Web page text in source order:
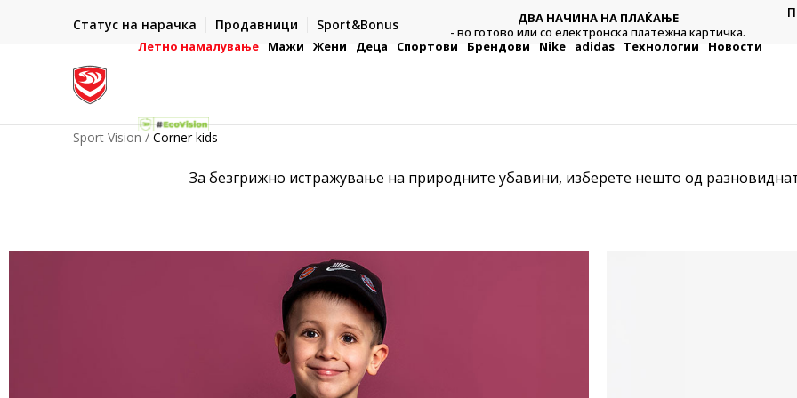
Статус на нарачка Продавници Sport&Bonus
- на сите нарачки во готово или со електронска платежна
ДВА НАЧИНА НА ПЛАЌАЊЕ
- во готово или со електронска платежна картичка.
Летно намалување Мажи Жени Деца Спортови Брендови Nike adidas Технологии Новости
Sport Vision Corner kids
За безгрижно истражување на природните убавини, изберете нешто од